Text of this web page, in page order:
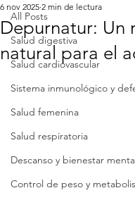
All Posts
Salud digestiva
Salud cardiovascular
Sistema inmunológico y
Salud femenina
Salud respiratoria
Descanso y bienestar
Control de peso y
Depurnatur: Un
natural para el
6 nov 2025 2 min de lectura